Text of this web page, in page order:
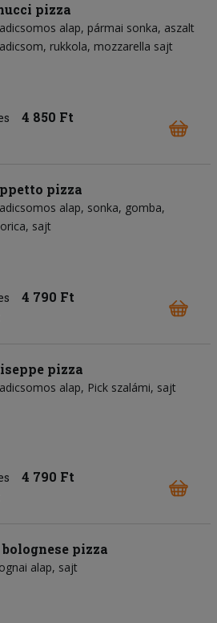
pizza
alap pármai sonka aszalt
rukkola mozzarella sajt
4 850 Ft
pizza
alap sonka gomba
sajt
4 790 Ft
pizza
alap Pick szalámi sajt
4 790 Ft
bolognese pizza
alap sajt